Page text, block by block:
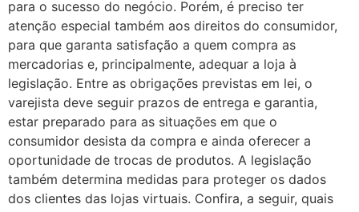
para o sucesso do negócio. Porém, é preciso ter
atenção especial também aos direitos do consumidor,
para que garanta satisfação a quem compra as
mercadorias e, principalmente, adequar a loja à
legislação. Entre as obrigações previstas em lei, o
varejista deve seguir prazos de entrega e garantia,
estar preparado para as situações em que o
consumidor desista da compra e ainda oferecer a
oportunidade de trocas de produtos. A legislação
também determina medidas para proteger os dados
dos clientes das lojas virtuais. Confira, a seguir, quais